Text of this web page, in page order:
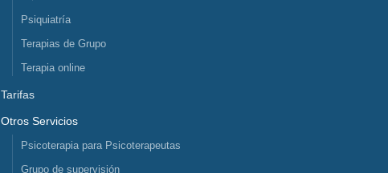
Psiquiatría
Terapias de Grupo
Terapia online
Tarifas
Otros Servicios
Psicoterapia para Psicoterapeutas
Grupo de supervisión